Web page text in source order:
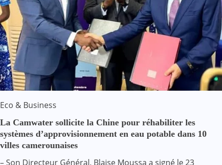
Eco & Business
La Camwater sollicite la Chine pour réhabiliter les
systèmes d’approvisionnement en eau potable dans 10
villes camerounaises
– Son Directeur Général, Blaise Moussa a signé le 23